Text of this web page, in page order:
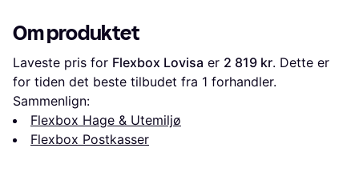
Om produktet
Laveste pris for Flexbox Lovisa er 2 819 kr. Dette er
for tiden det beste tilbudet fra 1 forhandler.
Sammenlign:
Flexbox Hage & Utemiljø
Flexbox Postkasser